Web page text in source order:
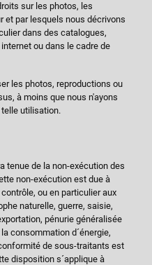
sur les photos, les
et par lesquels nous décrivons
dans des catalogues,
ou dans le cadre de
les photos, reproductions ou
à moins que nous n'ayons
utilisation.
tenue de la non-exécution des
non-exécution est due à
ou en particulier aux
naturelle, guerre, saisie,
pénurie généralisée
consommation d´énergie,
de sous-traitants est
disposition s´applique à